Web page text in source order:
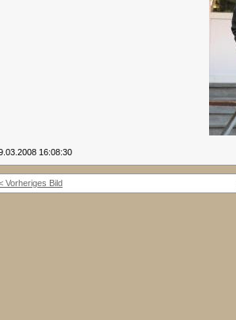
16:08:30
Vorheriges Bild